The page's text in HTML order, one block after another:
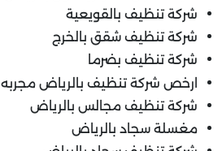
شركة تنظيف بالقويعية
شركة تنظيف شقق بالخرج
شركة تنظيف بضرما
ارخص شركة تنظيف بالرياض مجربه
شركة تنظيف مجالس بالرياض
مغسلة سجاد بالرياض